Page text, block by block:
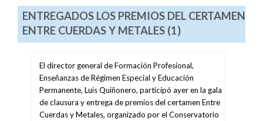
ENTREGADOS LOS PREMIOS DEL CERTAMEN
ENTRE CUERDAS Y METALES (1)
El director general de Formación Profesional,
Enseñanzas de Régimen Especial y Educación
Permanente, Luis Quiñonero, participó ayer en la gala
de clausura y entrega de premios del certamen Entre
Cuerdas y Metales, organizado por el Conservatorio